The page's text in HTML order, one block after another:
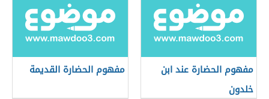
مفهوم الحضارة عند ابن
خلدون
مفهوم الحضارة القديمة